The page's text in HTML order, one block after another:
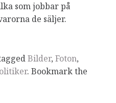
som jobbar på
de säljer.
Bilder, Foton,
. Bookmark the